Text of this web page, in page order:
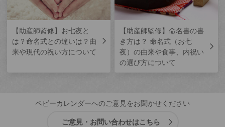
【助産師監修】お七夜と
は？命名式との違いは？由
来や現代の祝い方について
【助産師監修】命名書の書
き方は？ 命名式（お七
夜）の由来や食事、内祝い
の選び方について
ベビーカレンダーへのご意見をお聞かせください
ご意見・お問い合わせはこちら